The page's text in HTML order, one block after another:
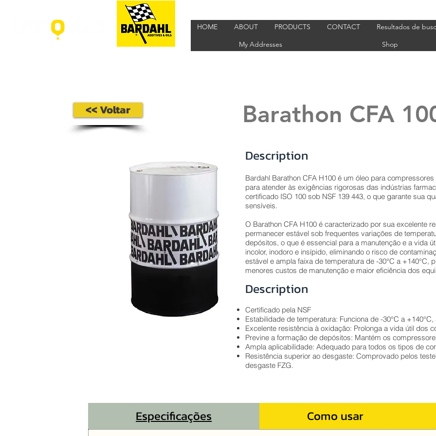
HOME ABOUT PRODUCTS CONTACT
Resultados de
My Addresses
Shop
<< Voltar Barathon CFA
Description
Bardahl Barathon CFA H100 é um óleo para
para atender às exigências rigorosas das indústrias
certificado ISO 100 sob NSF 139 443, o que garante sua
sensíveis.
O Barathon CFA H100 é caracterizado por sua excelente
permanecer estável sob frequentes variações de
depósitos, o que é essencial para a manutenção e a vida
incolor, inodoro e insípido, eliminando o risco de
estável e ampla faixa de temperatura de -30°C a +140°C,
menores custos de manutenção e maior eficiência dos
Description
Certificado pela NSF
Estabilidade de temperatura: Funciona de -30°C a
Excelente resistência à oxidação: Prolonga a vida útil dos
Previne a formação de depósitos: Mantém os
Ampla aplicabilidade: Adequado para todos os tipos de
Resistência superior ao desgaste: Comprovado pelos
desgaste FZG.
Especificações Como usar